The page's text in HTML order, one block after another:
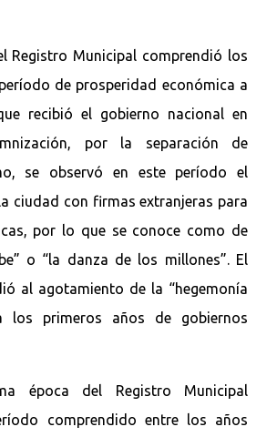
Registro Municipal comprendió los
de prosperidad económica a
recibió el gobierno nacional en
por la separación de
se observó en este período el
ciudad con firmas extranjeras para
por lo que se conoce como de
o “la danza de los millones”. El
al agotamiento de la “hegemonía
los primeros años de gobiernos
época del Registro Municipal
comprendido entre los años